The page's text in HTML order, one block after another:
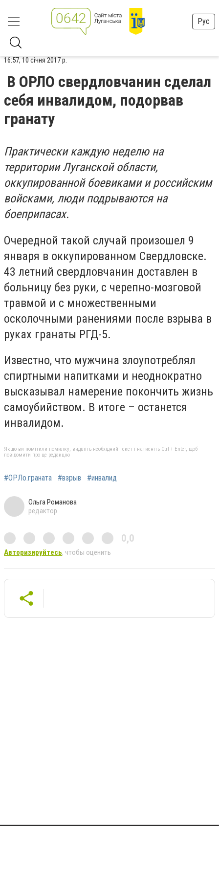
Рус
16:57, 10 січня 2017 р.
В ОРЛО свердловчанин сделал
себя инвалидом, подорвав
гранату
Практически каждую неделю на
территории Луганской области,
оккупированной боевиками и российским
войсками, люди подрываются на
боеприпасах.
Очередной такой случай произошел 9
января в оккупированном Свердловске.
43 летний свердловчанин доставлен в
больницу без руки, с черепно-мозговой
травмой и с множественными
осколочными ранениями после взрыва в
руках гранаты РГД-5.
Известно, что мужчина злоупотреблял
спиртными напитками и неоднократно
высказывал намерение покончить жизнь
самоубийством. В итоге – останется
инвалидом.
Якщо ви помітили помилку, виділіть необхідний текст і натисніть Ctrl + Enter, щоб
повідомити про це редакцію
#ОРЛо.граната #взрыв #инвалид
Ольга Романова
редактор
0,0
Авторизируйтесь, чтобы оценить